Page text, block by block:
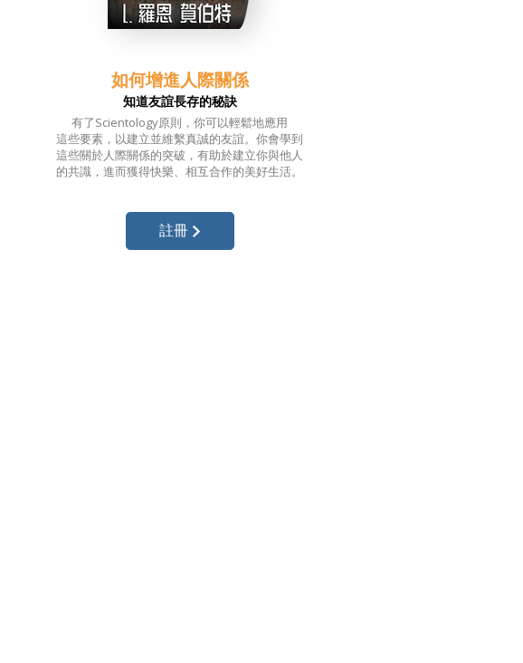
如何增進人際關係
知道友誼長存的秘訣
有了Scientology原則，你可以輕鬆地應用
這些要素， 以建立並維繫真誠的友誼。你會學到
這些關於人際關係的突破，有助於建立你與他人
的共識，進而獲得快樂、相互合作的美好生活。
註冊